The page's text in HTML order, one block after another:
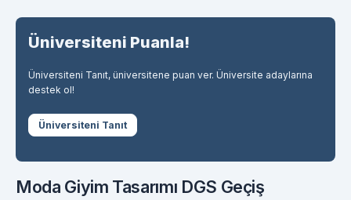
Üniversiteni Puanla!
Üniversiteni Tanıt, üniversitene puan ver. Üniversite adaylarına
destek ol!
Üniversiteni Tanıt
Moda Giyim Tasarımı DGS Geçiş